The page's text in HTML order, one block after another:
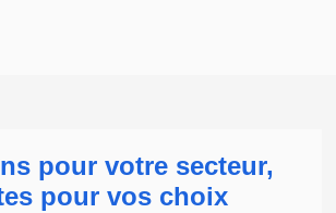
pour votre secteur,
pour vos choix